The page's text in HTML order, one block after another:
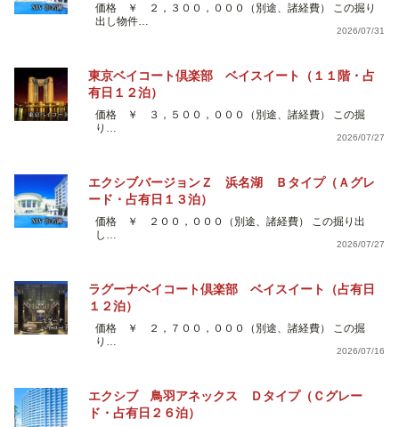
価格 ￥ ２，３００，０００（別途、諸経費） この掘り
出し物件…
2026/07/31
東京ベイコート倶楽部 ベイスイート（１１階・占
有日１２泊）
価格 ￥ ３，５００，０００（別途、諸経費） この掘
り…
2026/07/27
エクシブバージョンＺ 浜名湖 Ｂタイプ（Ａグレ
ード・占有日１３泊）
価格 ￥ ２００，０００（別途、諸経費） この掘り出
し…
2026/07/27
ラグーナベイコート倶楽部 ベイスイート（占有日
１２泊）
価格 ￥ ２，７００，０００（別途、諸経費） この掘
り…
2026/07/16
エクシブ 鳥羽アネックス Ｄタイプ（Ｃグレー
ド・占有日２６泊）